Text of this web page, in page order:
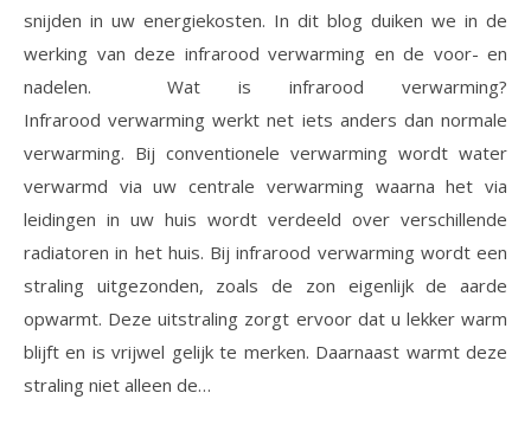
snijden in uw energiekosten. In dit blog duiken we in de
werking van deze infrarood verwarming en de voor- en
nadelen. Wat is infrarood verwarming?
Infrarood verwarming werkt net iets anders dan normale
verwarming. Bij conventionele verwarming wordt water
verwarmd via uw centrale verwarming waarna het via
leidingen in uw huis wordt verdeeld over verschillende
radiatoren in het huis. Bij infrarood verwarming wordt een
straling uitgezonden, zoals de zon eigenlijk de aarde
opwarmt. Deze uitstraling zorgt ervoor dat u lekker warm
blijft en is vrijwel gelijk te merken. Daarnaast warmt deze
straling niet alleen de…